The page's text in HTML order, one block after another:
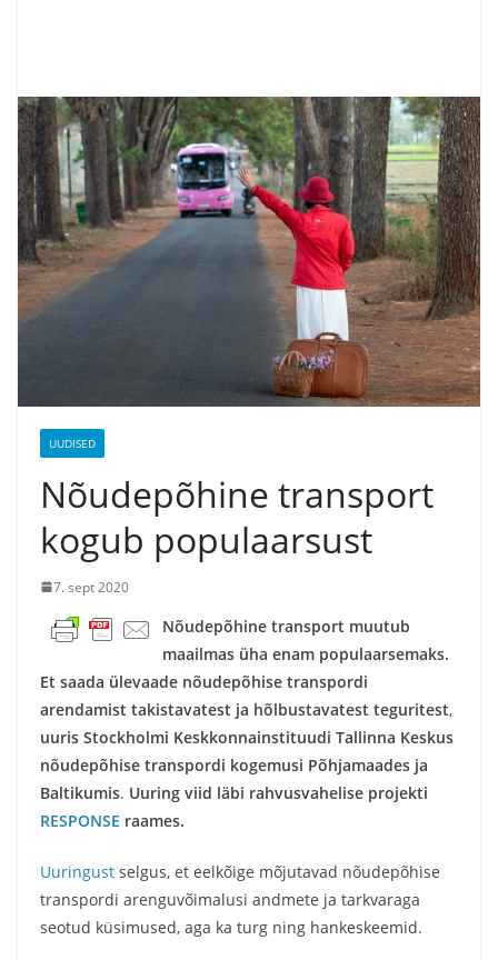
UUDISED
Nõudepõhine transport
kogub populaarsust
7. sept 2020
Nõudepõhine transport muutub
maailmas üha enam populaarsemaks.
Et saada ülevaade nõudepõhise transpordi
arendamist takistavatest ja hõlbustavatest teguritest,
uuris Stockholmi Keskkonnainstituudi Tallinna Keskus
nõudepõhise transpordi kogemusi Põhjamaades ja
Baltikumis. Uuring viid läbi rahvusvahelise projekti
RESPONSE raames.
Uuringust selgus, et eelkõige mõjutavad nõudepõhise
transpordi arenguvõimalusi andmete ja tarkvaraga
seotud küsimused, aga ka turg ning hankeskeemid.